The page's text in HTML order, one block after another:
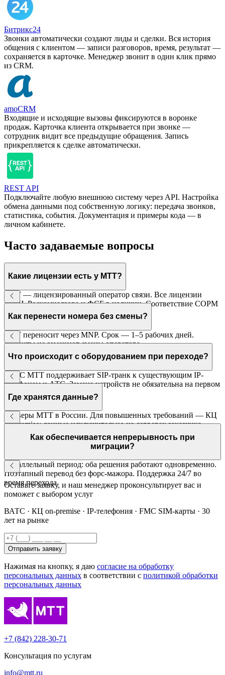
Битрикс24
Звонки автоматически создают лиды и сделки. Вся история
общения с клиентом — записи разговоров, время, результат —
сохраняется в карточке. Менеджер звонит в один клик прямо
из CRM.
amoCRM
Входящие и исходящие вызовы фиксируются в воронке
продаж. Карточка клиента открывается при звонке —
сотрудник видит все предыдущие обращения. Запись
прикрепляется к сделке автоматически.
REST API
Подключайте любую внешнюю систему через API. Настройка
обмена данными под собственную логику: передача звонков,
статистика, события. Документация и примеры кода — в
личном кабинете.
Часто задаваемые вопросы
Какие лицензии есть у МТТ?
МТТ — лицензированный оператор связи. Все лицензии
ГКРЧ, Роскомнадзора и ФСБ в наличии. Соответствие СОРМ
и 152-ФЗ.
Как перенести номера без смены?
МТТ переносит через MNP. Срок — 1–5 рабочих дней.
Клиенты не замечают смены оператора.
Что происходит с оборудованием при переходе?
ВАТС МТТ поддерживает SIP-транк к существующим IP-
телефонам и АТС. Замена устройств не обязательна на первом
этапе.
Где хранятся данные?
Серверы МТТ в России. Для повышенных требований — КЦ
on-premise: данные исключительно на серверах заказчика.
Как обеспечивается непрерывность при
миграции?
Параллельный период: оба решения работают одновременно.
Поэтапный перевод без форс-мажора. Поддержка 24/7 во
время перехода.
Оставьте заявку, и наш менеджер проконсультирует вас и
поможет с выбором услуг
ВАТС · КЦ on-premise · IP-телефония · FMC SIM-карты · 30
лет на рынке
Отправить заявку
Нажимая на кнопку, я даю согласие на обработку
персональных данных в соответствии с политикой обработки
персональных данных
+7 (842) 228-30-71
Консультация по услугам
info@mtt.ru